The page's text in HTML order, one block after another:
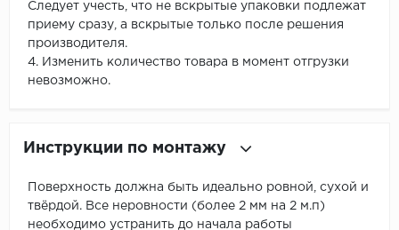
Следует учесть, что не вскрытые упаковки подлежат
приему сразу, а вскрытые только после решения
производителя.
4. Изменить количество товара в момент отгрузки
невозможно.
Инструкции по монтажу
Поверхность должна быть идеально ровной, сухой и
твёрдой. Все неровности (более 2 мм на 2 м.п)
необходимо устранить до начала работы